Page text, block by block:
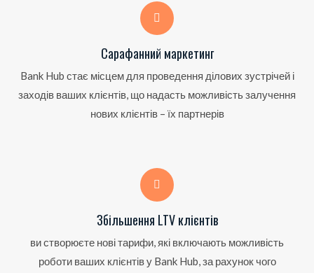
Сарафанний маркетинг
Bank Hub стає місцем для проведення ділових зустрічей і
заходів ваших клієнтів, що надасть можливість залучення
нових клієнтів – їх партнерів
Збільшення LTV клієнтів
ви створюєте нові тарифи, які включають можливість
роботи ваших клієнтів у Bank Hub, за рахунок чого